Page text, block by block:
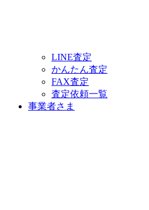
LINE査定
かんたん査定
FAX査定
査定依頼一覧
事業者さま